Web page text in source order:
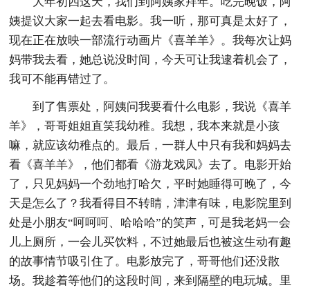
姨提议大家一起去看电影。我一听，那可真是太好了，
现在正在放映一部流行动画片《喜羊羊》。我每次让妈
妈带我去看，她总说没时间，今天可让我逮着机会了，
我可不能再错过了。
到了售票处，阿姨问我要看什么电影，我说《喜羊
羊》，哥哥姐姐直笑我幼稚。我想，我本来就是小孩
嘛，就应该幼稚点的。最后，一群人中只有我和妈妈去
看《喜羊羊》，他们都看《游龙戏凤》去了。电影开始
了，只见妈妈一个劲地打哈欠，平时她睡得可晚了，今
天是怎么了？我看得目不转睛，津津有味，电影院里到
处是小朋友“呵呵呵、哈哈哈”的笑声，可是我老妈一会
儿上厕所，一会儿买饮料，不过她最后也被这生动有趣
的故事情节吸引住了。电影放完了，哥哥他们还没散
场。我趁着等他们的这段时间，来到隔壁的电玩城。里